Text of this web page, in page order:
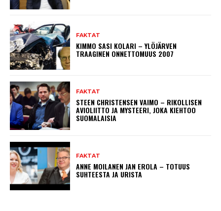
FAKTAT
KIMMO SASI KOLARI – YLÖJÄRVEN
TRAAGINEN ONNETTOMUUS 2007
FAKTAT
STEEN CHRISTENSEN VAIMO – RIKOLLISEN
AVIOLIITTO JA MYSTEERI, JOKA KIEHTOO
SUOMALAISIA
FAKTAT
ANNE MOILANEN JAN EROLA – TOTUUS
SUHTEESTA JA URISTA